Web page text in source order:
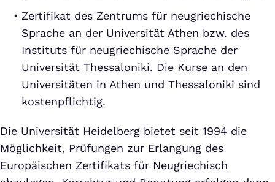
Zertifikat des Zentrums für neugriechische
Sprache an der Universität Athen bzw. des
Instituts für neugriechische Sprache der
Universität Thessaloniki. Die Kurse an den
Universitäten in Athen und Thessaloniki sind
kostenpflichtig.
Die Universität Heidelberg bietet seit 1994 die
Möglichkeit, Prüfungen zur Erlangung des
Europäischen Zertifikats für Neugriechisch